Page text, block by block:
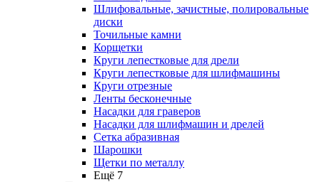
Шлифовальные, зачистные, полировальные
диски
Точильные камни
Корщетки
Круги лепестковые для дрели
Круги лепестковые для шлифмашины
Круги отрезные
Ленты бесконечные
Насадки для граверов
Насадки для шлифмашин и дрелей
Сетка абразивная
Шарошки
Щетки по металлу
Ещё 7